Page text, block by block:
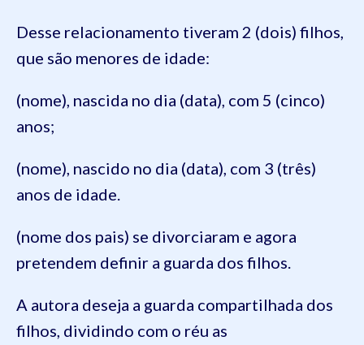
Desse relacionamento tiveram 2 (dois) filhos,
que são menores de idade:
(nome), nascida no dia (data), com 5 (cinco)
anos;
(nome), nascido no dia (data), com 3 (três)
anos de idade.
(nome dos pais) se divorciaram e agora
pretendem definir a guarda dos filhos.
A autora deseja a guarda compartilhada dos
filhos, dividindo com o réu as